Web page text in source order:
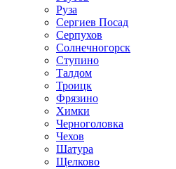
Руза
Сергиев Посад
Серпухов
Солнечногорск
Ступино
Талдом
Троицк
Фрязино
Химки
Черноголовка
Чехов
Шатура
Щелково